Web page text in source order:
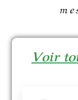
Voir